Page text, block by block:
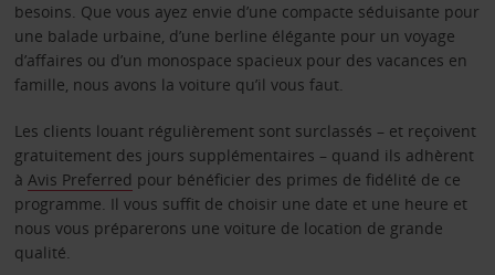
besoins. Que vous ayez envie d’une compacte séduisante pour
une balade urbaine, d’une berline élégante pour un voyage
d’affaires ou d’un monospace spacieux pour des vacances en
famille, nous avons la voiture qu’il vous faut.
Les clients louant régulièrement sont surclassés – et reçoivent
gratuitement des jours supplémentaires – quand ils adhèrent
à Avis Preferred pour bénéficier des primes de fidélité de ce
programme. Il vous suffit de choisir une date et une heure et
nous vous préparerons une voiture de location de grande
qualité.